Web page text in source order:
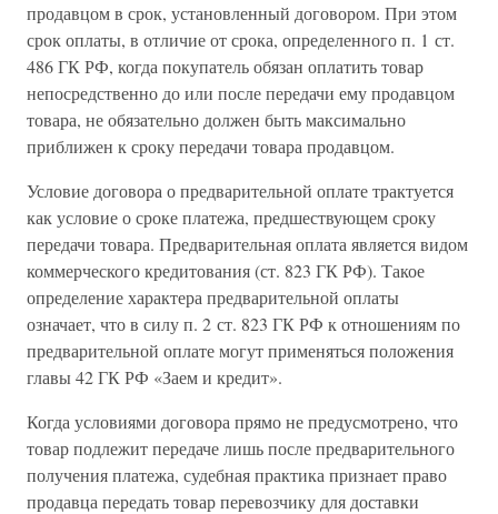
продавцом в срок, установленный договором. При этом
срок оплаты, в отличие от срока, определенного п. 1 ст.
486 ГК РФ, когда покупатель обязан оплатить товар
непосредственно до или после передачи ему продавцом
товара, не обязательно должен быть максимально
приближен к сроку передачи товара продавцом.
Условие договора о предварительной оплате трактуется
как условие о сроке платежа, предшествующем сроку
передачи товара. Предварительная оплата является видом
коммерческого кредитования (ст. 823 ГК РФ). Такое
определение характера предварительной оплаты
означает, что в силу п. 2 ст. 823 ГК РФ к отношениям по
предварительной оплате могут применяться положения
главы 42 ГК РФ «Заем и кредит».
Когда условиями договора прямо не предусмотрено, что
товар подлежит передаче лишь после предварительного
получения платежа, судебная практика признает право
продавца передать товар перевозчику для доставки